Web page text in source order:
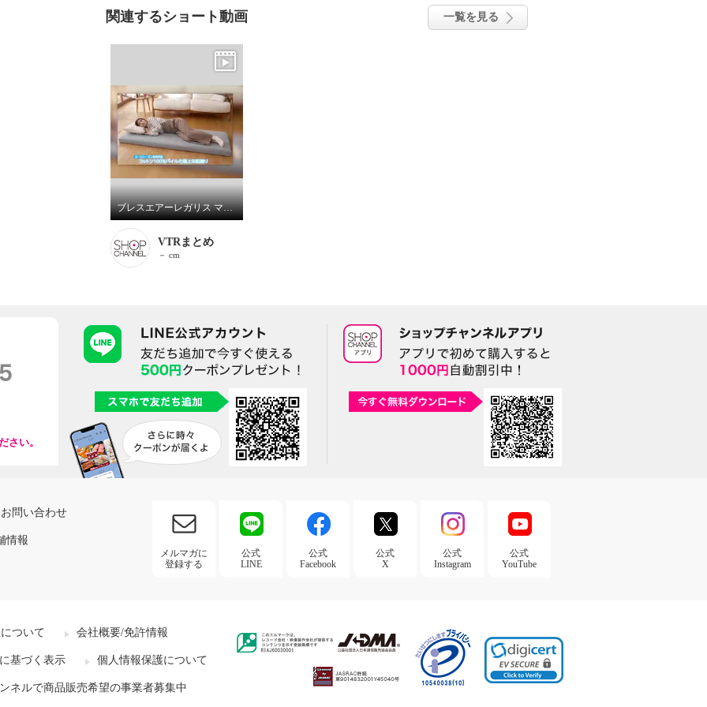
関連するショート動画 一覧を見る
ブレスエアーレガリス マルチマットレス専用 のびのび綿パイルカバー
VTRまとめ
－ cm
さい。
お問い合わせ
情報
メルマガに
登録する
公式
LINE
公式
Facebook
公式
X
公式
Instagram
公式
YouTube
ついて 会社概要/免許情報
基づく表示 個人情報保護について
ネルで商品販売希望の事業者募集中